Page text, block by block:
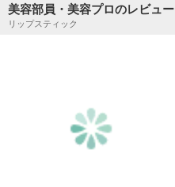
美容部員・美容プロのレビュー
リップスティック